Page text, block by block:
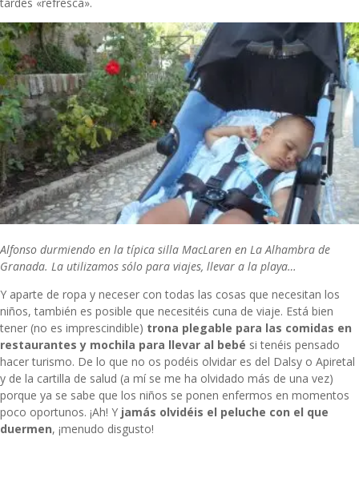
Alfonso durmiendo en la típica silla MacLaren en La Alhambra de
Granada. La utilizamos sólo para viajes, llevar a la playa…
Y aparte de ropa y neceser con todas las cosas que necesitan los
niños, también es posible que necesitéis cuna de viaje. Está bien
tener (no es imprescindible) trona plegable para las comidas en
restaurantes y mochila para llevar al bebé si tenéis pensado
hacer turismo. De lo que no os podéis olvidar es del Dalsy o Apiretal
y de la cartilla de salud (a mí se me ha olvidado más de una vez)
porque ya se sabe que los niños se ponen enfermos en momentos
poco oportunos. ¡Ah! Y jamás olvidéis el peluche con el que
duermen, ¡menudo disgusto!